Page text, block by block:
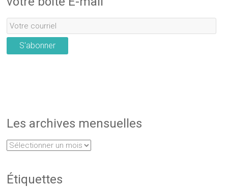
S'abonner
Les archives mensuelles
Étiquettes